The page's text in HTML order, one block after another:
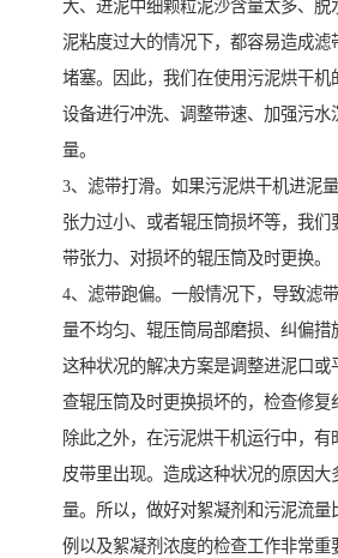
大、进泥中细颗粒泥沙含量太多、脱
泥粘度过大的情况下，都容易造成滤
堵塞。因此，我们在使用污泥烘干机
设备进行冲洗、调整带速、加强污水
量。
3、滤带打滑。如果污泥烘干机进泥
张力过小、或者辊压筒损坏等，我们
带张力、对损坏的辊压筒及时更换。
4、滤带跑偏。一般情况下，导致滤
量不均匀、辊压筒局部磨损、纠偏措
这种状况的解决方案是调整进泥口或
查辊压筒及时更换损坏的，检查修复
除此之外，在污泥烘干机运行中，有
皮带里出现。造成这种状况的原因大
量。所以，做好对絮凝剂和污泥流量
例以及絮凝剂浓度的检查工作非常重